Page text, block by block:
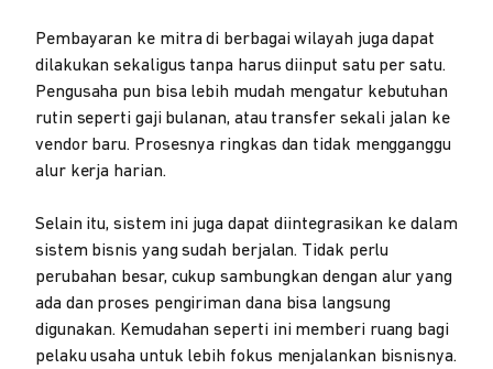
Pembayaran ke mitra di berbagai wilayah juga dapat
dilakukan sekaligus tanpa harus diinput satu per satu.
Pengusaha pun bisa lebih mudah mengatur kebutuhan
rutin seperti gaji bulanan, atau transfer sekali jalan ke
vendor baru. Prosesnya ringkas dan tidak mengganggu
alur kerja harian.
Selain itu, sistem ini juga dapat diintegrasikan ke dalam
sistem bisnis yang sudah berjalan. Tidak perlu
perubahan besar, cukup sambungkan dengan alur yang
ada dan proses pengiriman dana bisa langsung
digunakan. Kemudahan seperti ini memberi ruang bagi
pelaku usaha untuk lebih fokus menjalankan bisnisnya.